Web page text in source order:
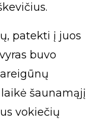
patekti į juos
buvo
šaunamąjį
vokiečių